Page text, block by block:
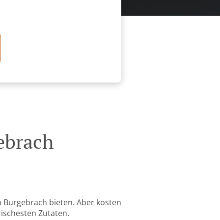
bieten. Aber kosten
Zutaten.